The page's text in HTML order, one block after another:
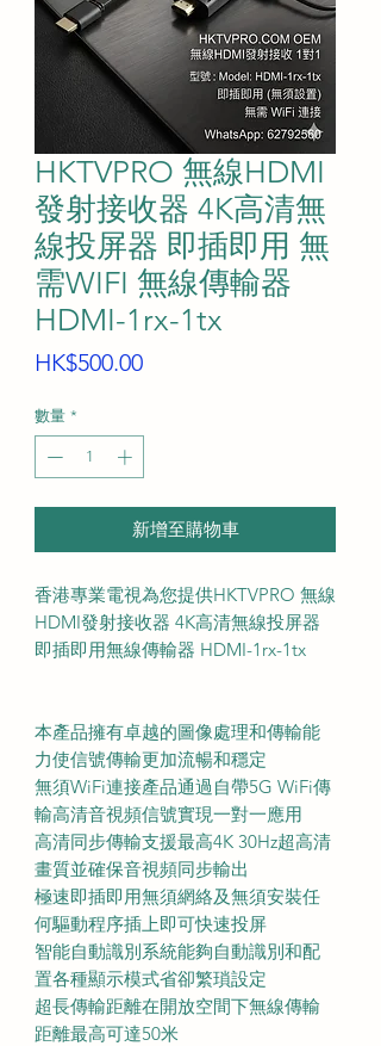
HKTVPRO 無線HDMI
發射接收器 4K高清無
線投屏器 即插即用 無
需WIFI 無線傳輸器
HDMI-1rx-1tx
HK$500.00價
數量 *
新增至購物車
香港專業電視為您提供HKTVPRO 無線
HDMI發射接收器 4K高清無線投屏器
即插即用無線傳輸器 HDMI-1rx-1tx
本產品擁有卓越的圖像處理和傳輸能
力使信號傳輸更加流暢和穩定
無須WiFi連接產品通過自帶5G WiFi傳
輸高清音視頻信號實現一對一應用
高清同步傳輸支援最高4K 30Hz超高清
畫質並確保音視頻同步輸出
極速即插即用無須網絡及無須安裝任
何驅動程序插上即可快速投屏
智能自動識別系統能夠自動識別和配
置各種顯示模式省卻繁瑣設定
超長傳輸距離在開放空間下無線傳輸
距離最高可達50米